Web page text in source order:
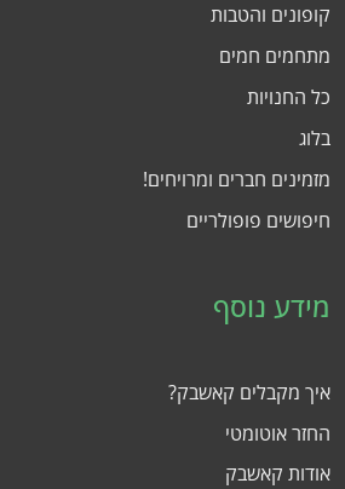
קופונים והטבות
מתחמים חמים
כל החנויות
בלוג
מזמינים חברים ומרויחים!
חיפושים פופולריים
מידע נוסף
איך מקבלים קאשבק?
החזר אוטומטי
אודות קאשבק